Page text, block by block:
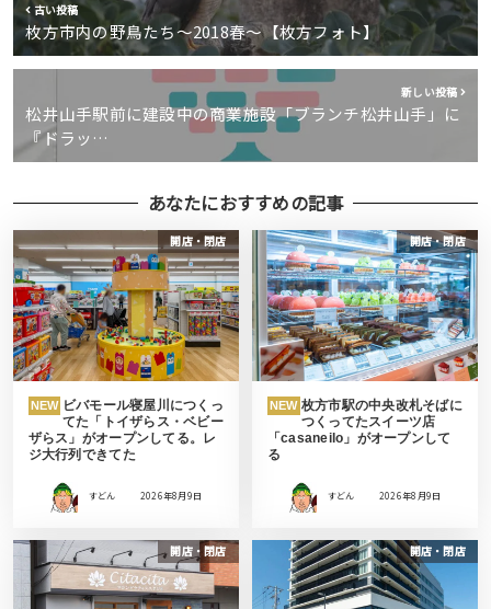
古い投稿
枚方市内の野鳥たち〜2018春〜【枚方フォト】
新しい投稿
松井山手駅前に建設中の商業施設「ブランチ松井山手」に
『ドラッ…
あなたにおすすめの記事
開店・閉店
NEW ビバモール寝屋川につくっ
てた「トイザらス・ベビー
ザらス」がオープンしてる。レ
ジ大行列できてた
すどん 2026年8月9日
開店・閉店
NEW 枚方市駅の中央改札そばに
つくってたスイーツ店
「casaneilo」がオープンして
る
すどん 2026年8月9日
開店・閉店 開店・閉店